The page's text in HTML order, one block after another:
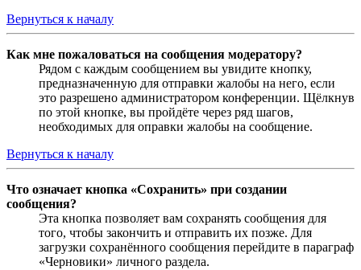
Вернуться к началу
Как мне пожаловаться на сообщения модератору?
Рядом с каждым сообщением вы увидите кнопку,
предназначенную для отправки жалобы на него, если
это разрешено администратором конференции. Щёлкнув
по этой кнопке, вы пройдёте через ряд шагов,
необходимых для оправки жалобы на сообщение.
Вернуться к началу
Что означает кнопка «Сохранить» при создании
сообщения?
Эта кнопка позволяет вам сохранять сообщения для
того, чтобы закончить и отправить их позже. Для
загрузки сохранённого сообщения перейдите в параграф
«Черновики» личного раздела.